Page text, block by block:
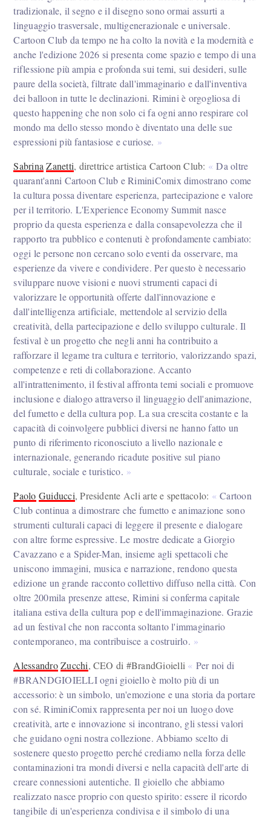
tradizionale, il segno e il disegno sono ormai assurti a
linguaggio trasversale, multigenerazionale e universale.
Cartoon Club da tempo ne ha colto la novità e la modernità e
anche l'edizione 2026 si presenta come spazio e tempo di una
riflessione più ampia e profonda sui temi, sui desideri, sulle
paure della società, filtrate dall'immaginario e dall'inventiva
dei balloon in tutte le declinazioni. Rimini è orgogliosa di
questo happening che non solo ci fa ogni anno respirare col
mondo ma dello stesso mondo è diventato una delle sue
espressioni più fantasiose e curiose.
Sabrina Zanetti, direttrice artistica Cartoon Club:
Da oltre
quarant'anni Cartoon Club e RiminiComix dimostrano come
la cultura possa diventare esperienza, partecipazione e valore
per il territorio. L'Experience Economy Summit nasce
proprio da questa esperienza e dalla consapevolezza che il
rapporto tra pubblico e contenuti è profondamente cambiato:
oggi le persone non cercano solo eventi da osservare, ma
esperienze da vivere e condividere. Per questo è necessario
sviluppare nuove visioni e nuovi strumenti capaci di
valorizzare le opportunità offerte dall'innovazione e
dall'intelligenza artificiale, mettendole al servizio della
creatività, della partecipazione e dello sviluppo culturale. Il
festival è un progetto che negli anni ha contribuito a
rafforzare il legame tra cultura e territorio, valorizzando spazi,
competenze e reti di collaborazione. Accanto
all'intrattenimento, il festival affronta temi sociali e promuove
inclusione e dialogo attraverso il linguaggio dell'animazione,
del fumetto e della cultura pop. La sua crescita costante e la
capacità di coinvolgere pubblici diversi ne hanno fatto un
punto di riferimento riconosciuto a livello nazionale e
internazionale, generando ricadute positive sul piano
culturale, sociale e turistico.
Paolo Guiducci, Presidente Acli arte e spettacolo:
Cartoon
Club continua a dimostrare che fumetto e animazione sono
strumenti culturali capaci di leggere il presente e dialogare
con altre forme espressive. Le mostre dedicate a Giorgio
Cavazzano e a Spider-Man, insieme agli spettacoli che
uniscono immagini, musica e narrazione, rendono questa
edizione un grande racconto collettivo diffuso nella città. Con
oltre 200mila presenze attese, Rimini si conferma capitale
italiana estiva della cultura pop e dell'immaginazione. Grazie
ad un festival che non racconta soltanto l'immaginario
contemporaneo, ma contribuisce a costruirlo.
Alessandro Zucchi, CEO di #BrandGioielli
Per noi di
#BRANDGIOIELLI ogni gioiello è molto più di un
accessorio: è un simbolo, un'emozione e una storia da portare
con sé. RiminiComix rappresenta per noi un luogo dove
creatività, arte e innovazione si incontrano, gli stessi valori
che guidano ogni nostra collezione. Abbiamo scelto di
sostenere questo progetto perché crediamo nella forza delle
contaminazioni tra mondi diversi e nella capacità dell'arte di
creare connessioni autentiche. Il gioiello che abbiamo
realizzato nasce proprio con questo spirito: essere il ricordo
tangibile di un'esperienza condivisa e il simbolo di una